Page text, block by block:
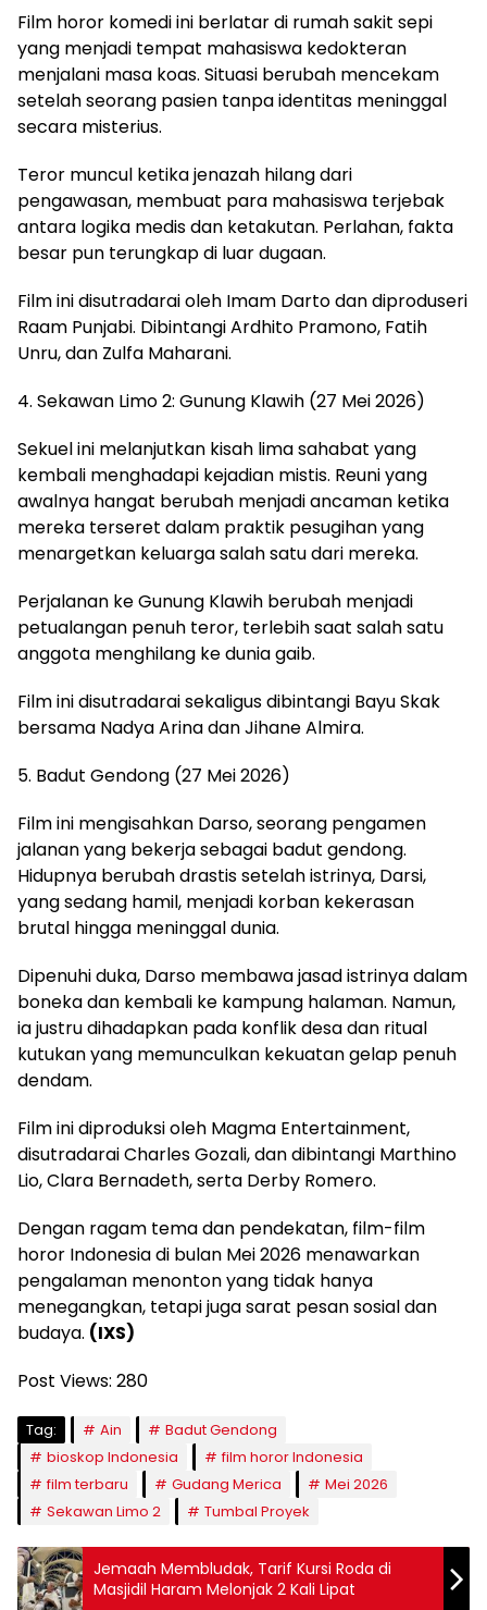
Film horor komedi ini berlatar di rumah sakit sepi
yang menjadi tempat mahasiswa kedokteran
menjalani masa koas. Situasi berubah mencekam
setelah seorang pasien tanpa identitas meninggal
secara misterius.
Teror muncul ketika jenazah hilang dari
pengawasan, membuat para mahasiswa terjebak
antara logika medis dan ketakutan. Perlahan, fakta
besar pun terungkap di luar dugaan.
Film ini disutradarai oleh Imam Darto dan diproduseri
Raam Punjabi. Dibintangi Ardhito Pramono, Fatih
Unru, dan Zulfa Maharani.
4. Sekawan Limo 2: Gunung Klawih (27 Mei 2026)
Sekuel ini melanjutkan kisah lima sahabat yang
kembali menghadapi kejadian mistis. Reuni yang
awalnya hangat berubah menjadi ancaman ketika
mereka terseret dalam praktik pesugihan yang
menargetkan keluarga salah satu dari mereka.
Perjalanan ke Gunung Klawih berubah menjadi
petualangan penuh teror, terlebih saat salah satu
anggota menghilang ke dunia gaib.
Film ini disutradarai sekaligus dibintangi Bayu Skak
bersama Nadya Arina dan Jihane Almira.
5. Badut Gendong (27 Mei 2026)
Film ini mengisahkan Darso, seorang pengamen
jalanan yang bekerja sebagai badut gendong.
Hidupnya berubah drastis setelah istrinya, Darsi,
yang sedang hamil, menjadi korban kekerasan
brutal hingga meninggal dunia.
Dipenuhi duka, Darso membawa jasad istrinya dalam
boneka dan kembali ke kampung halaman. Namun,
ia justru dihadapkan pada konflik desa dan ritual
kutukan yang memunculkan kekuatan gelap penuh
dendam.
Film ini diproduksi oleh Magma Entertainment,
disutradarai Charles Gozali, dan dibintangi Marthino
Lio, Clara Bernadeth, serta Derby Romero.
Dengan ragam tema dan pendekatan, film-film
horor Indonesia di bulan Mei 2026 menawarkan
pengalaman menonton yang tidak hanya
menegangkan, tetapi juga sarat pesan sosial dan
budaya. (IXS)
Post Views: 280
Tag: Ain
Badut Gendong
bioskop Indonesia
film horor Indonesia
film terbaru
Gudang Merica
Mei 2026
Sekawan Limo 2
Tumbal Proyek
Jemaah Membludak, Tarif Kursi Roda di
Masjidil Haram Melonjak 2 Kali Lipat